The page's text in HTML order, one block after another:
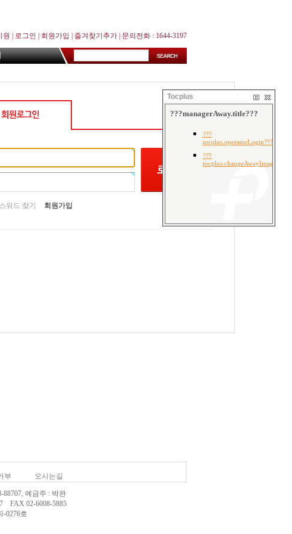
원 로그인 회원가입 즐겨찾기추가 | 문의전화 : 1644-3197
워드 찾기 회원가입
부 오시는길
예금주 : 박완
FAX 02-6008-5885
-0276호
Tocplus